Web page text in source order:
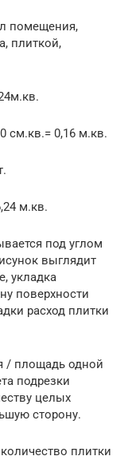
помещения,
плиткой,
см.кв.= 0,16 м.кв.
м.кв.
под углом
выглядит
укладка
поверхности
расход плитки
/ площадь одной
подрезки
целых
сторону.
плитки